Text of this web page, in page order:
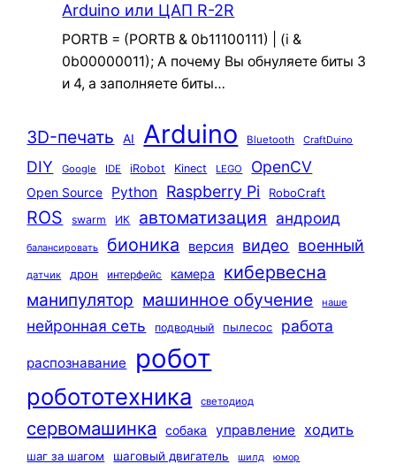
Arduino или ЦАП R-2R
PORTB = (PORTB & 0b11100111) | (i &
0b00000011); А почему Вы обнуляете биты 3
и 4, а заполняете биты…
3D-печать AI Arduino Bluetooth CraftDuino
DIY Google IDE iRobot Kinect LEGO OpenCV
Open Source Python Raspberry Pi RoboCraft
ROS swarm ИК автоматизация андроид
балансировать бионика версия видео военный
датчик дрон интерфейс камера кибервесна
манипулятор машинное обучение наше
нейронная сеть подводный пылесос работа
распознавание робот
робототехника светодиод
сервомашинка собака управление ходить
шаг за шагом шаговый двигатель шилд юмор